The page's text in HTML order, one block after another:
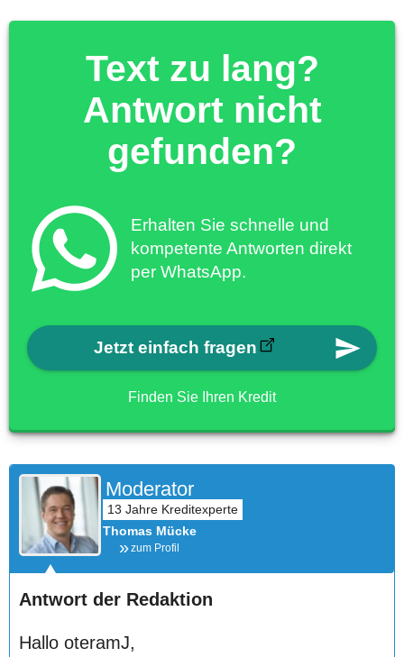
Text zu lang?
Antwort nicht
gefunden?
Erhalten Sie schnelle und
kompetente Antworten direkt
per WhatsApp.
Jetzt einfach fragen
Finden Sie Ihren Kredit
Moderator
Thomas Mücke
zum Profil
Antwort der Redaktion
Hallo oteramJ,